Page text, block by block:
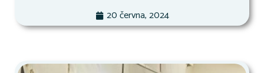
20 června, 2024